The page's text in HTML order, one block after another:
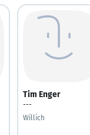
Tim Enger
---
Willich